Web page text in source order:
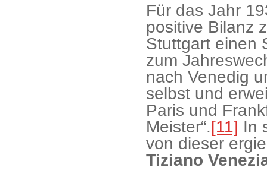
Für das Jahr
positive Bilanz
Stuttgart einen
zum
nach Venedig
selbst und
Paris und
Meister“.[11] In
von dieser
Tiziano